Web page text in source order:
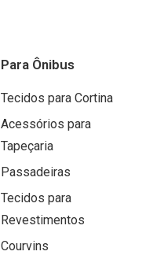
Para Ônibus
Tecidos para Cortina
Acessórios para
Tapeçaria
Passadeiras
Tecidos para
Revestimentos
Courvins